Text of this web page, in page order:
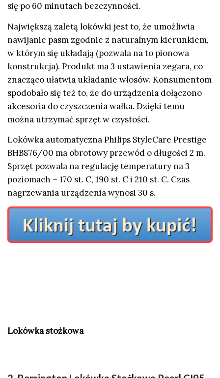
się po 60 minutach bezczynności.
Największą zaletą lokówki jest to, że umożliwia
nawijanie pasm zgodnie z naturalnym kierunkiem,
w którym się układają (pozwala na to pionowa
konstrukcja). Produkt ma 3 ustawienia zegara, co
znacząco ułatwia układanie włosów. Konsumentom
spodobało się też to, że do urządzenia dołączono
akcesoria do czyszczenia wałka. Dzięki temu
można utrzymać sprzęt w czystości.
Lokówka automatyczna Philips StyleCare Prestige
BHB876/00 ma obrotowy przewód o długości 2 m.
Sprzęt pozwala na regulację temperatury na 3
poziomach – 170 st. C, 190 st. C i 210 st. C. Czas
nagrzewania urządzenia wynosi 30 s.
Lokówka stożkowa